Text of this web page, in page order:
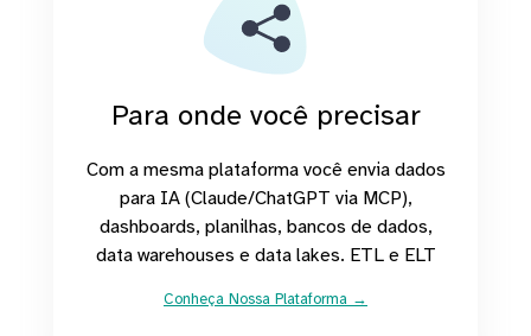
Para onde você precisar
Com a mesma plataforma você envia dados
para IA (Claude/ChatGPT via MCP),
dashboards, planilhas, bancos de dados,
data warehouses e data lakes. ETL e ELT
Conheça Nossa Plataforma →